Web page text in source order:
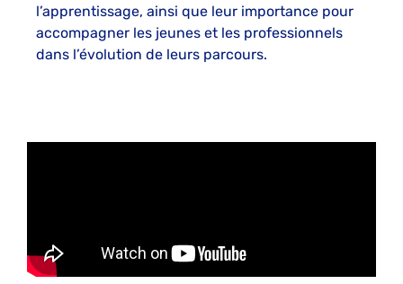
l’apprentissage, ainsi que leur importance pour
accompagner les jeunes et les professionnels
dans l’évolution de leurs parcours.